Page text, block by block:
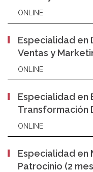
ONLINE
Especialidad en
Ventas y
ONLINE
Especialidad en
Transformación
ONLINE
Especialidad en
Patrocinio (2